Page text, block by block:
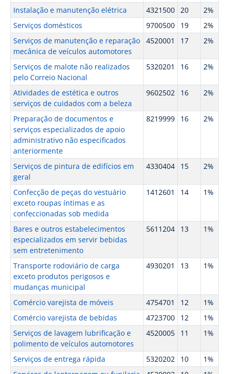
Instalação e manutenção elétrica
4321500 20
2%
Serviços domésticos
9700500 19
2%
Serviços de manutenção e reparação
mecânica de veículos automotores
4520001 17 2%
Serviços de malote não realizados
pelo Correio Nacional
5320201 16 2%
Atividades de estética e outros
serviços de cuidados com a beleza
9602502 16 2%
Preparação de documentos e
serviços especializados de apoio
administrativo não especificados
anteriormente
8219999 16 2%
Serviços de pintura de edifícios em
geral
4330404 15 2%
Confecção de peças do vestuário
exceto roupas íntimas e as
confeccionadas sob medida
1412601 14 1%
Bares e outros estabelecimentos
especializados em servir bebidas
sem entretenimento
5611204 13 1%
Transporte rodoviário de carga
exceto produtos perigosos e
mudanças municipal
4930201 13 1%
Comércio varejista de móveis 4754701 12
1%
Comércio varejista de bebidas
4723700 12
1%
Serviços de lavagem lubrificação e
polimento de veículos automotores
4520005 11 1%
Serviços de entrega rápida 5320202 10
1%